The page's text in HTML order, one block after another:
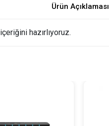
Ürün Açıklaması
hazırlıyoruz.